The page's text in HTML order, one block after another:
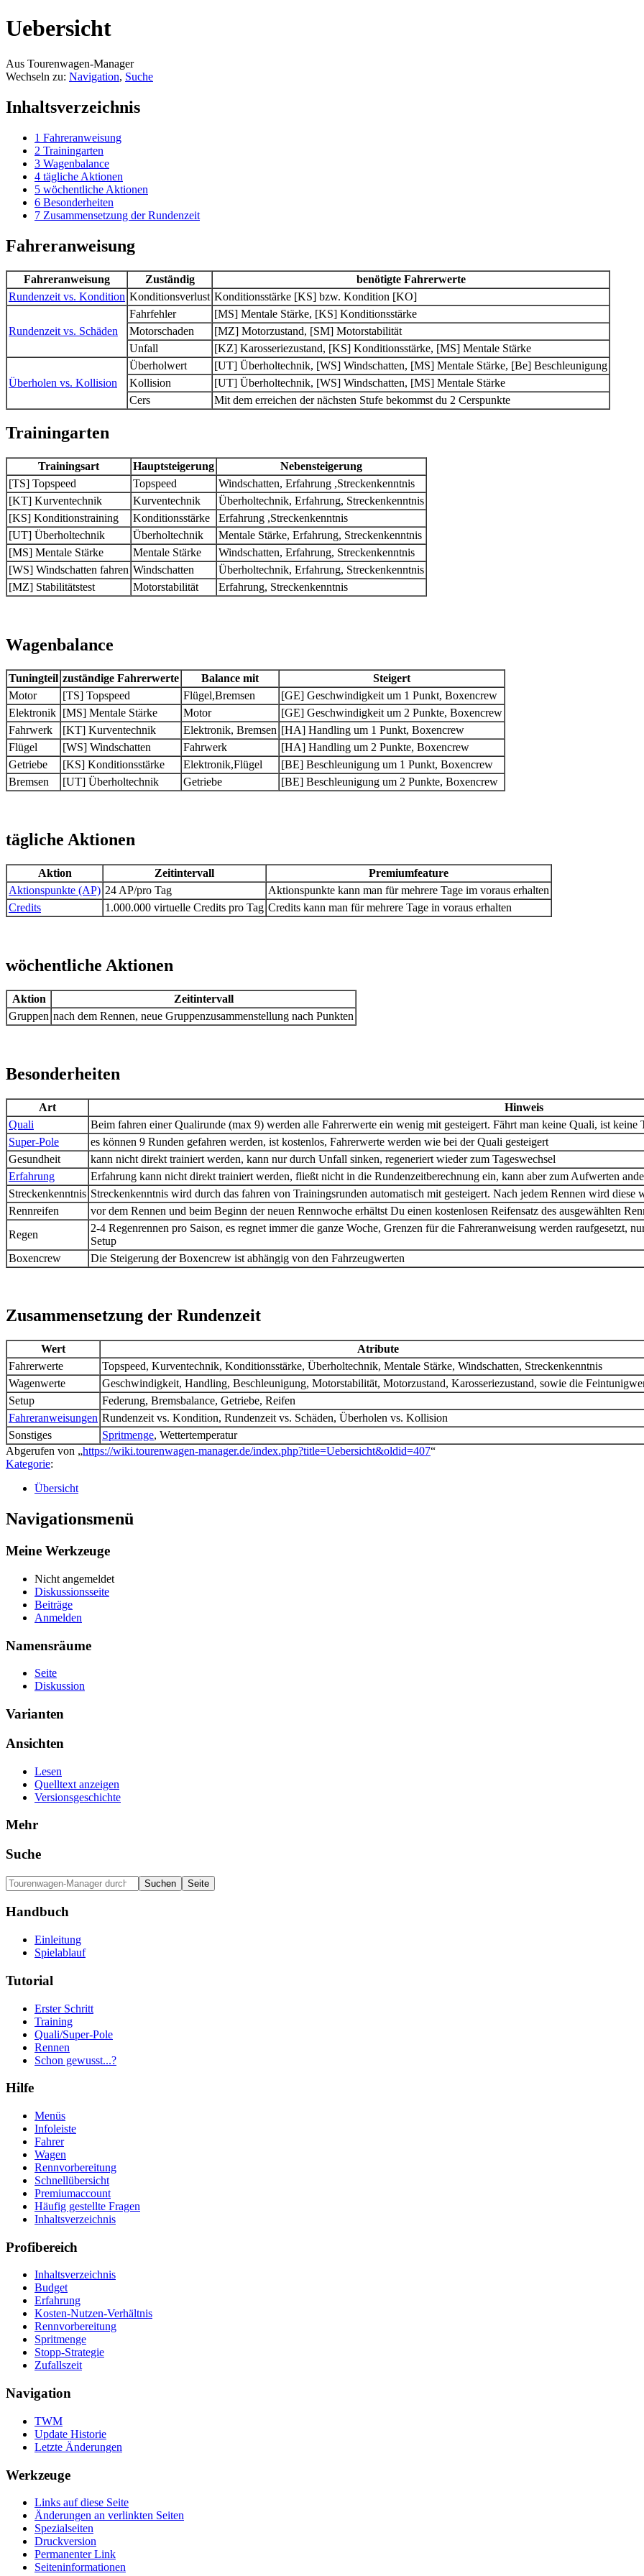
Uebersicht
Aus Tourenwagen-Manager
Wechseln zu: Navigation, Suche
Inhaltsverzeichnis
1 Fahreranweisung
2 Trainingarten
3 Wagenbalance
4 tägliche Aktionen
5 wöchentliche Aktionen
6 Besonderheiten
7 Zusammensetzung der Rundenzeit
Fahreranweisung
Fahreranweisung Zuständig
benötigte Fahrerwerte
Rundenzeit vs. Kondition Konditionsverlust Konditionsstärke [KS] bzw. Kondition [KO]
Rundenzeit vs. Schäden
Fahrfehler
[MS] Mentale Stärke, [KS] Konditionsstärke
Motorschaden
[MZ] Motorzustand, [SM] Motorstabilität
Unfall
[KZ] Karosseriezustand, [KS] Konditionsstärke, [MS] Mentale Stärke
Überholen vs. Kollision
Überholwert
[UT] Überholtechnik, [WS] Windschatten, [MS] Mentale Stärke, [Be] Beschleunigung
Kollision
[UT] Überholtechnik, [WS] Windschatten, [MS] Mentale Stärke
Cers
Mit dem erreichen der nächsten Stufe bekommst du 2 Cerspunkte
Trainingarten
Trainingsart Hauptsteigerung
Nebensteigerung
[TS] Topspeed
Topspeed
Windschatten, Erfahrung ,Streckenkenntnis
[KT] Kurventechnik
Kurventechnik
Überholtechnik, Erfahrung, Streckenkenntnis
[KS] Konditionstraining
Konditionsstärke
Erfahrung ,Streckenkenntnis
[UT] Überholtechnik
Überholtechnik
Mentale Stärke, Erfahrung, Streckenkenntnis
[MS] Mentale Stärke
Mentale Stärke
Windschatten, Erfahrung, Streckenkenntnis
[WS] Windschatten fahren Windschatten
Überholtechnik, Erfahrung, Streckenkenntnis
[MZ] Stabilitätstest
Motorstabilität Erfahrung, Streckenkenntnis
Wagenbalance
Tuningteil zuständige Fahrerwerte Balance mit
Steigert
Motor
[TS] Topspeed Flügel,Bremsen
[GE] Geschwindigkeit um 1 Punkt, Boxencrew
Elektronik [MS] Mentale Stärke Motor
[GE] Geschwindigkeit um 2 Punkte, Boxencrew
Fahrwerk
[KT] Kurventechnik Elektronik, Bremsen [HA] Handling um 1 Punkt, Boxencrew
Flügel
[WS] Windschatten Fahrwerk
[HA] Handling um 2 Punkte, Boxencrew
Getriebe
[KS] Konditionsstärke Elektronik,Flügel
[BE] Beschleunigung um 1 Punkt, Boxencrew
Bremsen
[UT] Überholtechnik Getriebe [BE] Beschleunigung um 2 Punkte, Boxencrew
tägliche Aktionen
Aktion Zeitintervall
Premiumfeature
Aktionspunkte (AP) 24 AP/pro Tag
Aktionspunkte kann man für mehrere Tage im voraus erhalten
Credits
1.000.000 virtuelle Credits pro Tag Credits kann man für mehrere Tage in voraus erhalten
wöchentliche Aktionen
Aktion
Zeitintervall
Gruppen nach dem Rennen, neue Gruppenzusammenstellung nach Punkten
Besonderheiten
Art
Hinweis
Quali
Beim fahren einer Qualirunde (max 9) werden alle Fahrerwerte ein wenig mit gesteigert. Fährt man keine Quali, ist keine
Super-Pole
es können 9 Runden gefahren werden, ist kostenlos, Fahrerwerte werden wie bei der Quali gesteigert
Gesundheit
kann nicht direkt trainiert werden, kann nur durch Unfall sinken, regeneriert wieder zum Tageswechsel
Erfahrung
Erfahrung kann nicht direkt trainiert werden, fließt nicht in die Rundenzeitberechnung ein, kann aber zum Aufwerten
Streckenkenntnis Streckenkenntnis wird durch das fahren von Trainingsrunden automatisch mit gesteigert. Nach jedem Rennen wird diese
Rennreifen
vor dem Rennen und beim Beginn der neuen Rennwoche erhältst Du einen kostenlosen Reifensatz des ausgewählten
Regen
2-4 Regenrennen pro Saison, es regnet immer die ganze Woche, Grenzen für die Fahreranweisung werden raufgesetzt,
Setup
Boxencrew
Die Steigerung der Boxencrew ist abhängig von den Fahrzeugwerten
Zusammensetzung der Rundenzeit
Wert
Atribute
Fahrerwerte
Topspeed, Kurventechnik, Konditionsstärke, Überholtechnik, Mentale Stärke, Windschatten, Streckenkenntnis
Wagenwerte
Geschwindigkeit, Handling, Beschleunigung, Motorstabilität, Motorzustand, Karosseriezustand, sowie die
Setup
Federung, Bremsbalance, Getriebe, Reifen
Fahreranweisungen Rundenzeit vs. Kondition, Rundenzeit vs. Schäden, Überholen vs. Kollision
Sonstiges
Spritmenge, Wettertemperatur
Abgerufen von „https://wiki.tourenwagen-manager.de/index.php?title=Uebersicht&oldid=407“
Kategorie:
Übersicht
Navigationsmenü
Meine Werkzeuge
Nicht angemeldet
Diskussionsseite
Beiträge
Anmelden
Namensräume
Seite
Diskussion
Varianten
Ansichten
Lesen
Quelltext anzeigen
Versionsgeschichte
Mehr
Suche
Handbuch
Einleitung
Spielablauf
Tutorial
Erster Schritt
Training
Quali/Super-Pole
Rennen
Schon gewusst...?
Hilfe
Menüs
Infoleiste
Fahrer
Wagen
Rennvorbereitung
Schnellübersicht
Premiumaccount
Häufig gestellte Fragen
Inhaltsverzeichnis
Profibereich
Inhaltsverzeichnis
Budget
Erfahrung
Kosten-Nutzen-Verhältnis
Rennvorbereitung
Spritmenge
Stopp-Strategie
Zufallszeit
Navigation
TWM
Update Historie
Letzte Änderungen
Werkzeuge
Links auf diese Seite
Änderungen an verlinkten Seiten
Spezialseiten
Druckversion
Permanenter Link
Seiten­informationen